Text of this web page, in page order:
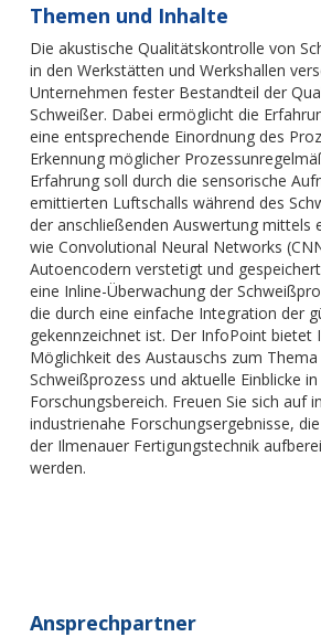
Themen und Inhalte
Die akustische Qualitätskontrolle von
in den Werkstätten und Werkshallen
Unternehmen fester Bestandteil der
Schweißer. Dabei ermöglicht die
eine entsprechende Einordnung des
Erkennung möglicher
Erfahrung soll durch die sensorische
emittierten Luftschalls während des
der anschließenden Auswertung mittels
wie Convolutional Neural Networks
Autoencodern verstetigt und
eine Inline-Überwachung der
die durch eine einfache Integration der
gekennzeichnet ist. Der InfoPoint bietet
Möglichkeit des Austauschs zum
Schweißprozess und aktuelle Einblicke
Forschungsbereich. Freuen Sie sich auf
industrienahe Forschungsergebnisse,
der Ilmenauer Fertigungstechnik
werden.
Ansprechpartner